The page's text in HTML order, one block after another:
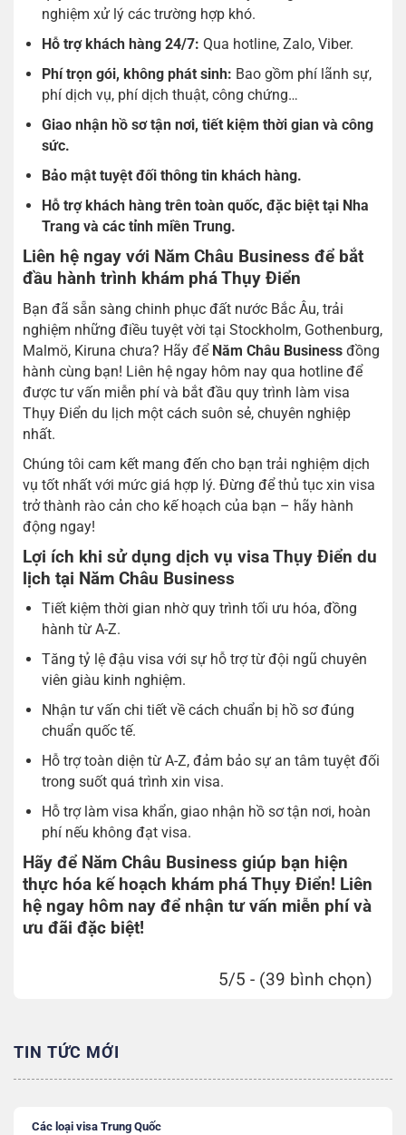
nghiệm xử lý các trường hợp khó.
Hỗ trợ khách hàng 24/7: Qua hotline, Zalo, Viber.
Phí trọn gói, không phát sinh: Bao gồm phí lãnh sự,
phí dịch vụ, phí dịch thuật, công chứng…
Giao nhận hồ sơ tận nơi, tiết kiệm thời gian và công
sức.
Bảo mật tuyệt đối thông tin khách hàng.
Hỗ trợ khách hàng trên toàn quốc, đặc biệt tại Nha
Trang và các tỉnh miền Trung.
Liên hệ ngay với Năm Châu Business để bắt
đầu hành trình khám phá Thụy Điển
Bạn đã sẵn sàng chinh phục đất nước Bắc Âu, trải
nghiệm những điều tuyệt vời tại Stockholm, Gothenburg,
Malmö, Kiruna chưa? Hãy để Năm Châu Business đồng
hành cùng bạn! Liên hệ ngay hôm nay qua hotline để
được tư vấn miễn phí và bắt đầu quy trình làm visa
Thụy Điển du lịch một cách suôn sẻ, chuyên nghiệp
nhất.
Chúng tôi cam kết mang đến cho bạn trải nghiệm dịch
vụ tốt nhất với mức giá hợp lý. Đừng để thủ tục xin visa
trở thành rào cản cho kế hoạch của bạn – hãy hành
động ngay!
Lợi ích khi sử dụng dịch vụ visa Thụy Điển du
lịch tại Năm Châu Business
Tiết kiệm thời gian nhờ quy trình tối ưu hóa, đồng
hành từ A-Z.
Tăng tỷ lệ đậu visa với sự hỗ trợ từ đội ngũ chuyên
viên giàu kinh nghiệm.
Nhận tư vấn chi tiết về cách chuẩn bị hồ sơ đúng
chuẩn quốc tế.
Hỗ trợ toàn diện từ A-Z, đảm bảo sự an tâm tuyệt đối
trong suốt quá trình xin visa.
Hỗ trợ làm visa khẩn, giao nhận hồ sơ tận nơi, hoàn
phí nếu không đạt visa.
Hãy để Năm Châu Business giúp bạn hiện
thực hóa kế hoạch khám phá Thụy Điển! Liên
hệ ngay hôm nay để nhận tư vấn miễn phí và
ưu đãi đặc biệt!
5/5 - (39 bình chọn)
TIN TỨC MỚI
Các loại visa Trung Quốc